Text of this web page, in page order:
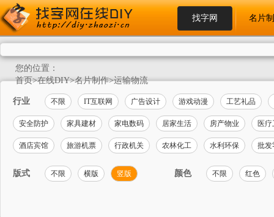
找字网 名片
您的位置：
首页>在线DIY>名片制作>运输物流
行业 不限 IT互联网 广告设计 游戏动漫 工艺礼品
安全防护 家具建材 家电数码 居家生活 房产物业 医
酒店宾馆 旅游机票 行政机关 农林化工 水利环保 批发
版式 不限 横版 竖版 颜色 不限 红色